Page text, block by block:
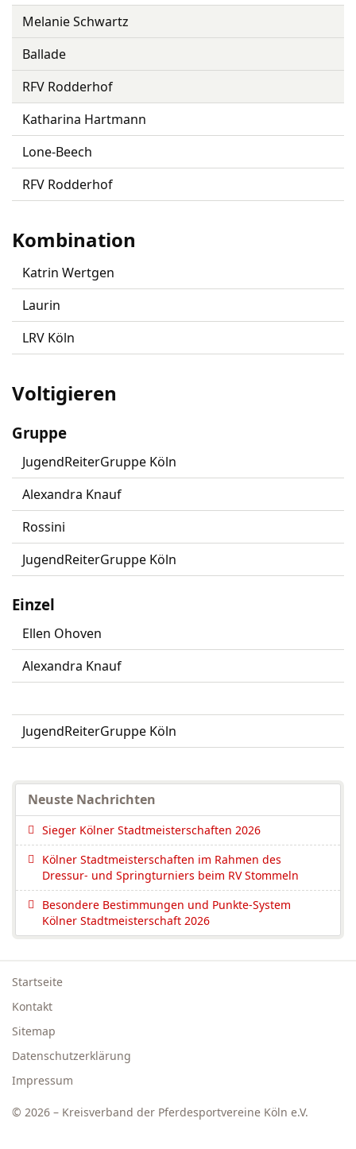
Melanie Schwartz
Ballade
RFV Rodderhof
Katharina Hartmann
Lone-Beech
RFV Rodderhof
Kombination
Katrin Wertgen
Laurin
LRV Köln
Voltigieren
Gruppe
JugendReiterGruppe Köln
Alexandra Knauf
Rossini
JugendReiterGruppe Köln
Einzel
Ellen Ohoven
Alexandra Knauf
JugendReiterGruppe Köln
Neuste Nachrichten
Sieger Kölner Stadtmeisterschaften 2026
Kölner Stadtmeisterschaften im Rahmen des
Dressur- und Springturniers beim RV Stommeln
Besondere Bestimmungen und Punkte-System
Kölner Stadtmeisterschaft 2026
Startseite
Kontakt
Sitemap
Datenschutzerklärung
Impressum
© 2026 – Kreisverband der Pferdesportvereine Köln e.V.